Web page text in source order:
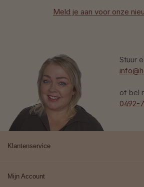
Stuur
of bel
0492-
Meld je aan voor onze
Klantenservice
Mijn Account